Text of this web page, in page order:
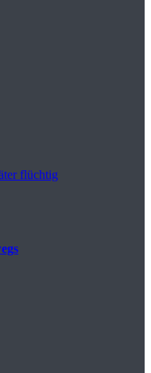
flüchtig